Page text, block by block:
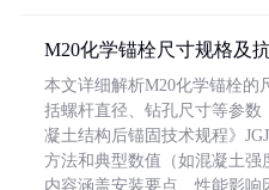
M20化学锚栓尺寸规格及
本文详细解析M20化学锚栓的
括螺杆直径、钻孔尺寸等参
凝土结构后锚固技术规程》
方法和典型数值（如混凝土强
内容涵盖安装要点、性能影